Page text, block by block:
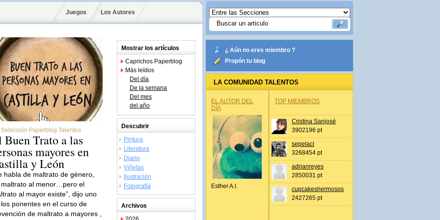
Juegos Los Autores
Selección Paperblog Talentos
Buen Trato a las
mayores en
y León
habla de maltrato de género,
al menor…pero el
al mayor existe”, dijo uno
ponentes en el curso de
de maltrato a mayores ,
Mostrar los artículos
Caprichos Paperblog
Más leídos
Del día
De la semana
Del mes
del año
Descubrir
Pintura
Literatura
Diario
Viñetas
Ilustración
Fotografía
Archivos
¿ Aún no eres miembro ?
Propón tu blog
LA COMUNIDAD TALENTOS
EL AUTOR DEL
DÍA
Esther A.l.
TOP MIEMBROS
Cristina Sanjosé
3902196 pt
sepelaci
3268454 pt
adrianreyes
2850031 pt
cupcakeshermosos
2427265 pt